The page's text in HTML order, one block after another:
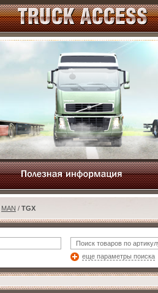
MAN / TGX
еще параметры поиска